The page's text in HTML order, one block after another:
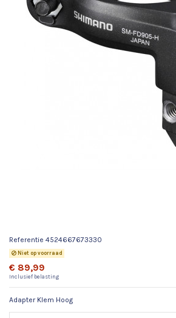
Referentie 4524667673330
Niet op voorraad
€ 89,99
Inclusief belasting
Adapter Klem Hoog